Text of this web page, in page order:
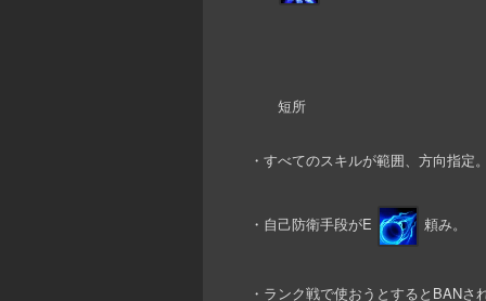
短所
・すべてのスキルが範囲、方向指定。
・自己防衛手段がE 頼み。
・ランク戦で使おうとするとBANさ